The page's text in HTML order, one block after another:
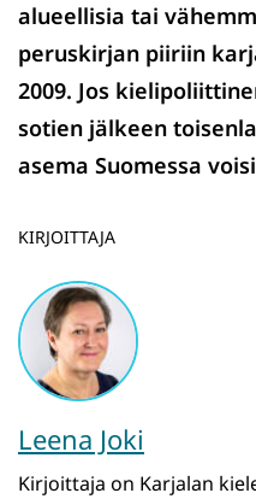
alueellisia tai
peruskirjan piiriin
2009. Jos
sotien jälkeen
asema Suomessa
KIRJOITTAJA
Leena Joki
Kirjoittaja on Karjalan